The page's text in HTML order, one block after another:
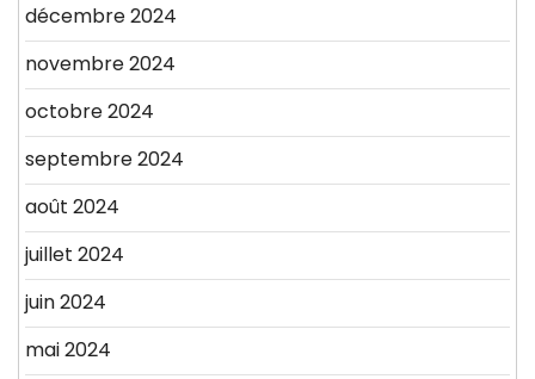
décembre 2024
novembre 2024
octobre 2024
septembre 2024
août 2024
juillet 2024
juin 2024
mai 2024